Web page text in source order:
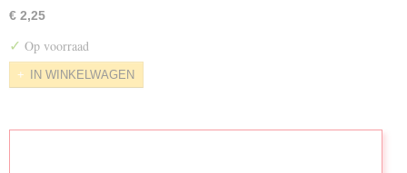
€ 2,25
✓ Op voorraad
IN WINKELWAGEN